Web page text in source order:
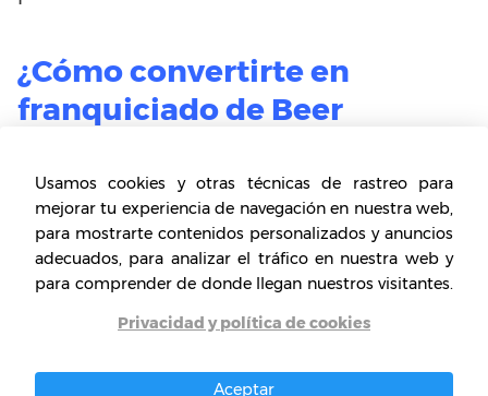
¿Cómo convertirte en
franquiciado de Beer
Para iniciar el proceso, en primer lugar debes
ingresar a su página web (el enlace lo
encontrarás en el inicio de este apartado). Una
vez estés allí, en la zona superior derecha
que se encuentra la que buscamos:
Usamos cookies y otras técnicas de rastreo para
mejorar tu experiencia de navegación en nuestra web,
para mostrarte contenidos personalizados y anuncios
adecuados, para analizar el tráfico en nuestra web y
para comprender de donde llegan nuestros visitantes.
Privacidad y política de cookies
Aceptar